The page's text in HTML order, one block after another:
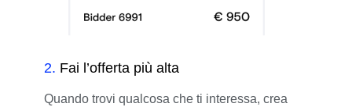
2. Fai l’offerta più alta
Quando trovi qualcosa che ti interessa, crea